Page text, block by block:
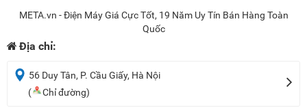
META.vn - Điện Máy Giá Cực Tốt, 19 Năm Uy Tín Bán Hàng Toàn
Quốc
Địa chỉ:
56 Duy Tân, P. Cầu Giấy, Hà Nội
(
Chỉ đường)